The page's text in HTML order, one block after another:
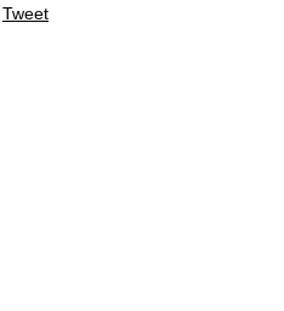
Tweet